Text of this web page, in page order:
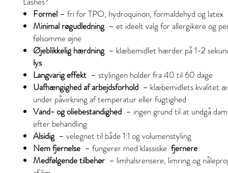
Formel – fri for TPO, hydroquinon, formaldehyd og latex
Minimal røgudledning – et ideelt valg for allergikere og
følsomme øjne
Øjeblikkelig hærdning – klæbemidlet hærder på 1-2
lys
Langvarig effekt – stylingen holder fra 40 til 60 dage
Uafhængighed af arbejdsforhold – klæbemidlets kvalitet
under påvirkning af temperatur eller fugtighed
Vand- og oliebestandighed – ingen grund til at undgå
efter behandling
Alsidig – velegnet til både 1:1 og volumenstyling
Nem fjernelse – fungerer med klassiske fjernere
Medfølgende tilbehør – limhalsrensere, limring og